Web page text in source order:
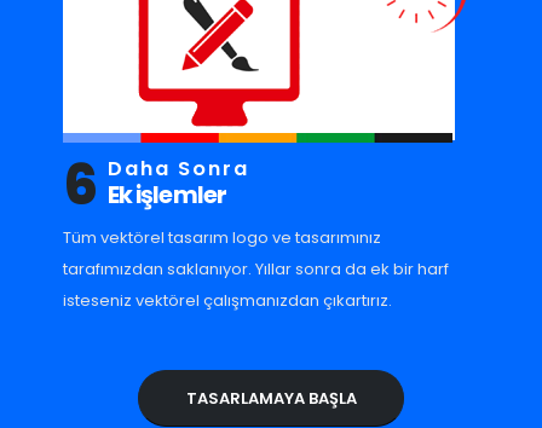
6 Daha Sonra
Ek işlemler
Tüm vektörel tasarım logo ve tasarımınız
tarafımızdan saklanıyor. Yıllar sonra da ek bir harf
isteseniz vektörel çalışmanızdan çıkartırız.
TASARLAMAYA BAŞLA